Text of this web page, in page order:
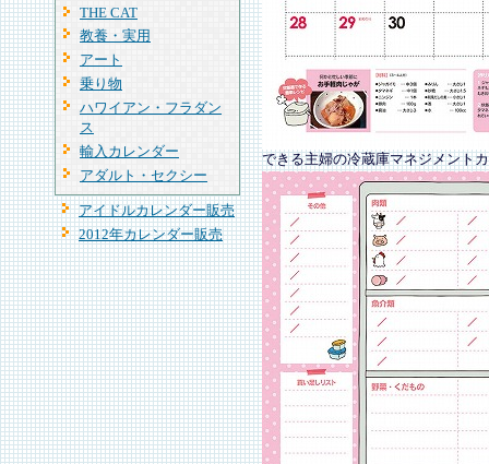
THE CAT
教養・実用
アート
乗り物
ハワイアン・フラダン
ス
輸入カレンダー
アダルト・セクシー
アイドルカレンダー販売
2012年カレンダー販売
できる主婦の冷蔵庫マネジメント